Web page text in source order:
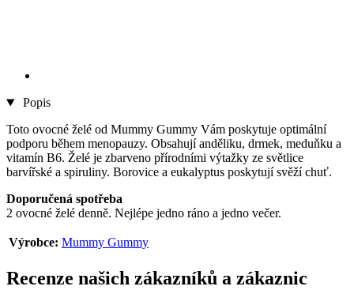
Popis
Toto ovocné želé od Mummy Gummy Vám poskytuje optimální
podporu během menopauzy. Obsahují anděliku, drmek, meduňku a
vitamín B6. Želé je zbarveno přírodními výtažky ze světlice
barvířské a spiruliny. Borovice a eukalyptus poskytují svěží chuť.
Doporučená spotřeba
2 ovocné želé denně. Nejlépe jedno ráno a jedno večer.
Výrobce: Mummy Gummy
Recenze našich zákazníků a zákaznic